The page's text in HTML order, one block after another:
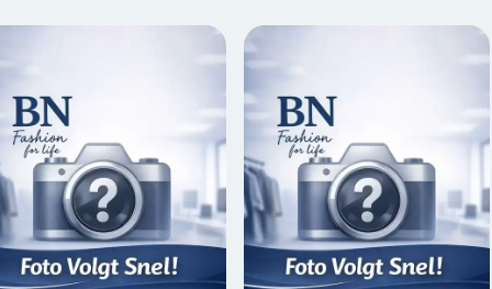
gekozen
worden
op
de
productpagina